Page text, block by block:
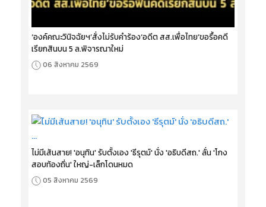
‘องค์คณะวินิจฉัยฯ’สั่งไม่รับคำร้อง‘อดีต สส.เพื่อไทย’ขอรื้อคดี
เรียกสินบน 5 ล.พิจารณาใหม่
06 สิงหาคม 2569
ไม่มีเส้นสาย! 'อนุทิน' รับตั้งเอง 'ธีรุตม์' นั่ง 'อธิบดีสถ.' ลั่น 'โกง
สอบท้องถิ่น' ใหญ่-เล็กโดนหมด
05 สิงหาคม 2569